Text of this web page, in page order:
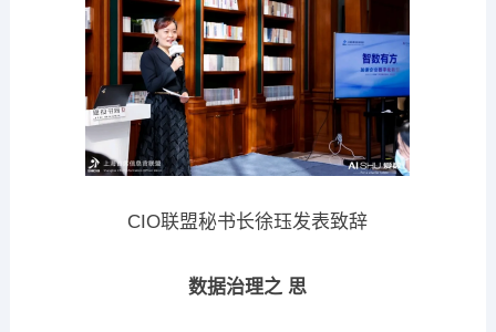
CIO联盟秘书长徐珏发表致辞
数据治理之 思